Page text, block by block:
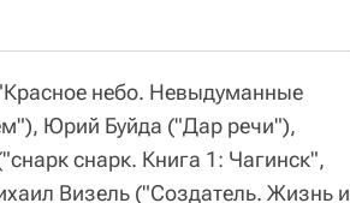
небо. Невыдуманные
Юрий Буйда ("Дар речи"),
снарк. Книга 1: Чагинск",
Визель ("Создатель. Жизнь и